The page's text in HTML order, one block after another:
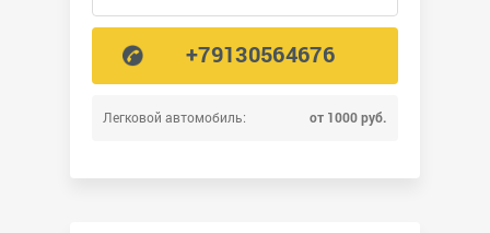
Легковой автомобиль: от 1000 руб.
+79130564676